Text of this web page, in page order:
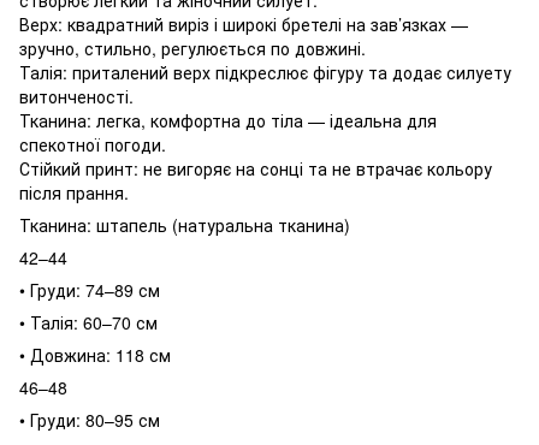
Верх: квадратний виріз і широкі бретелі на зав’язках —
зручно, стильно, регулюється по довжині.
Талія: приталений верх підкреслює фігуру та додає силуету
витонченості.
Тканина: легка, комфортна до тіла — ідеальна для
спекотної погоди.
Стійкий принт: не вигоряє на сонці та не втрачає кольору
після прання.
Тканина: штапель (натуральна тканина)
42–44
• Груди: 74–89 см
• Талія: 60–70 см
• Довжина: 118 см
46–48
• Груди: 80–95 см